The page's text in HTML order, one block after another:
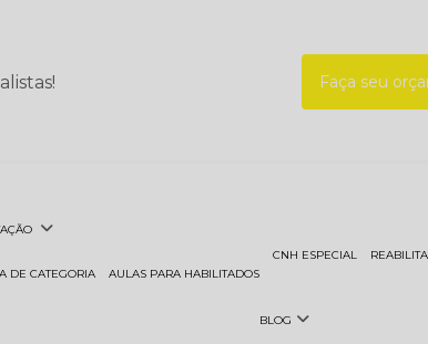
Faça seu
DE CATEGORIA AULAS PARA HABILITADOS
CNH ESPECIAL
BLOG